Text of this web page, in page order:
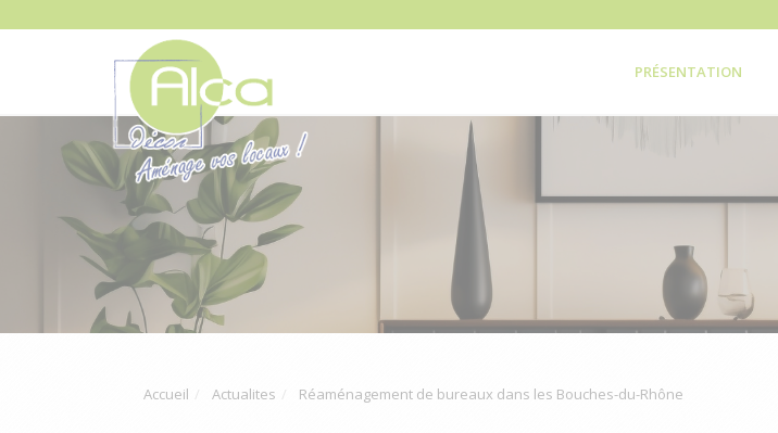
PRÉSENTATION
Accueil Actualites Réaménagement de bureaux dans les Bouches-du-Rhône